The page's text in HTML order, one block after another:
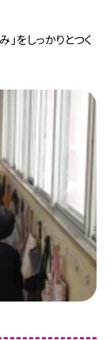
」をしっかりとつく